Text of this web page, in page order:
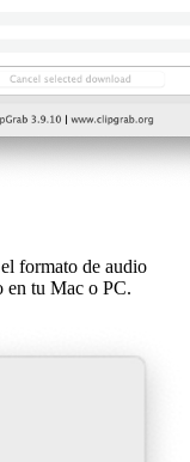
formato de audio
en tu Mac o PC.